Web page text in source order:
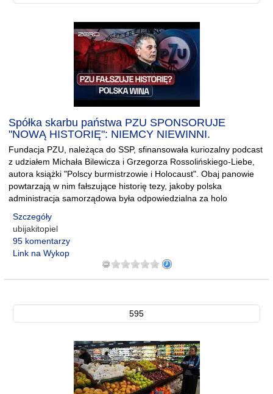
Spółka skarbu państwa PZU SPONSORUJE
"NOWĄ HISTORIĘ": NIEMCY NIEWINNI.
Fundacja PZU, należąca do SSP, sfinansowała kuriozalny podcast
z udziałem Michała Bilewicza i Grzegorza Rossolińskiego-Liebe,
autora książki "Polscy burmistrzowie i Holocaust". Obaj panowie
powtarzają w nim fałszujące historię tezy, jakoby polska
administracja samorządowa była odpowiedzialna za holo
Szczegóły
ubijakitopiel
95 komentarzy
Link na Wykop
595